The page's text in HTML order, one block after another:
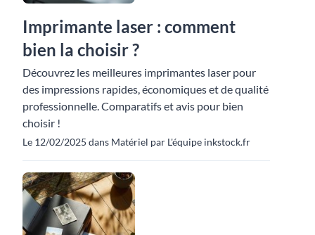
Imprimante laser : comment
bien la choisir ?
Découvrez les meilleures imprimantes laser pour
des impressions rapides, économiques et de qualité
professionnelle. Comparatifs et avis pour bien
choisir !
Le 12/02/2025 dans Matériel par L'équipe inkstock.fr